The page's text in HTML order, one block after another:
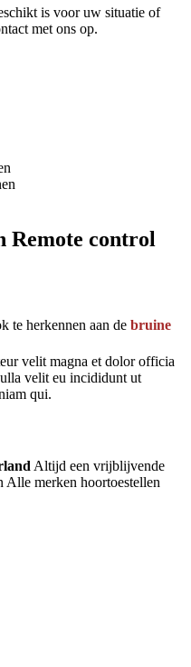
is voor uw situatie of
met ons op.
Remote control
te herkennen aan de bruine
velit magna et dolor officia
velit eu incididunt ut
qui.
Altijd een vrijblijvende
Alle merken hoortoestellen